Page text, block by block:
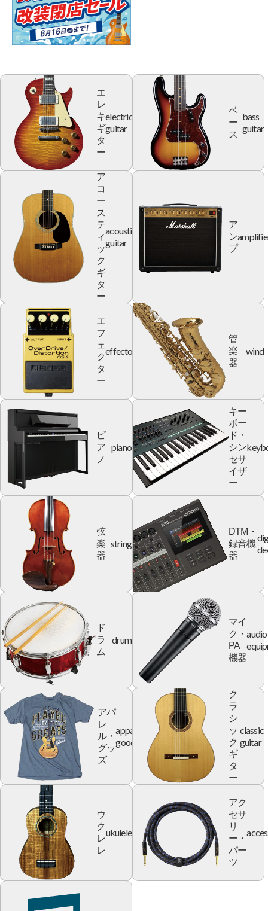
エ
レ
キ
ギ
タ
ー
electric
guitar
ベ
ー
ス
bass
guitar
ア
コ
ー
ス
テ
ィ
ッ
ク
ギ
タ
ー
acoustic
guitar
ア
ン
プ
エ
フ
ェ
ク
タ
ー
effector
管
楽
器
wind
ピ
ア
ノ
piano
キー
ボー
ド・
シン
セサ
イザ
ー
弦
楽
器
string
DTM・
録音機
器
ド
ラ
ム
drum
マイ
ク・
PA
機器
audio
アパ
レ
ル・
グッ
ズ
apparel
goods
ク
ラ
シ
ッ
ク
ギ
タ
ー
classic
guitar
ウ
ク
レ
レ
ukulele
アク
セサ
リ
ー・
パー
ツ